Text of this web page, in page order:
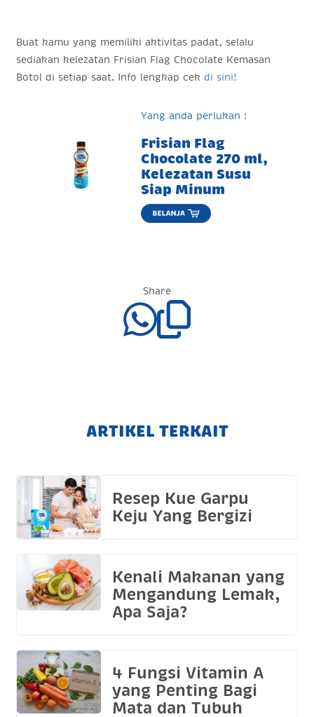
Buat kamu yang memiliki aktivitas padat, selalu
sediakan kelezatan Frisian Flag Chocolate Kemasan
Botol di setiap saat. Info lengkap cek di sini!
Yang anda perlukan :
Frisian Flag
Chocolate 270 ml,
Kelezatan Susu
Siap Minum
Share
ARTIKEL TERKAIT
Resep Kue Garpu
Keju Yang Bergizi
Kenali Makanan yang
Mengandung Lemak,
Apa Saja?
4 Fungsi Vitamin A
yang Penting Bagi
Mata dan Tubuh